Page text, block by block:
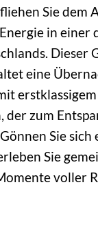
Sie dem
in einer
Dieser
eine
erstklassigem
der zum
Sie sich
Sie
voller